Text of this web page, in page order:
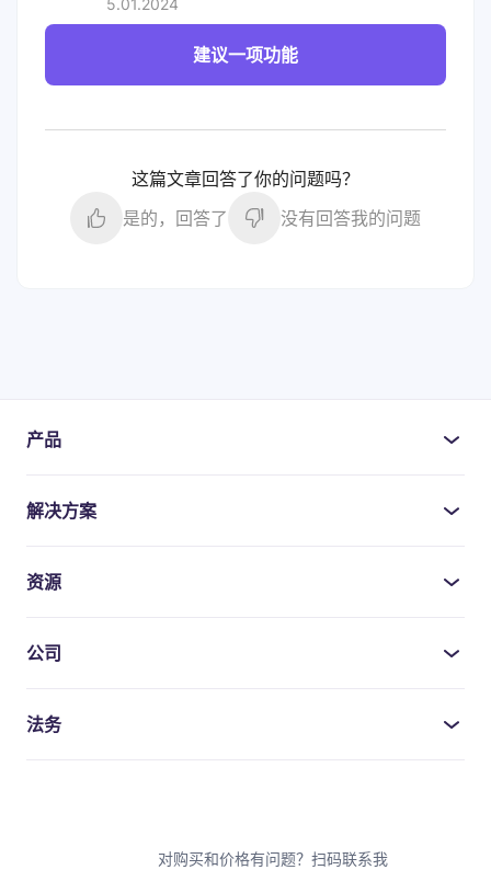
5.01.2024
建议一项功能
这篇文章回答了你的问题吗？
是的，回答了
没有回答我的问题
产品
解决方案
资源
公司
法务
对购买和价格有问题？扫码联系我